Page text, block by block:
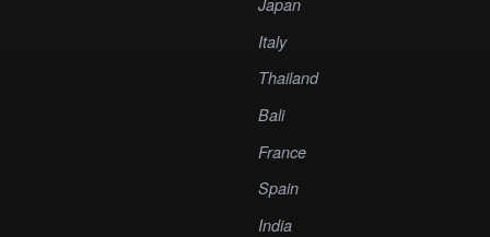
Japan
Italy
Thailand
Bali
France
Spain
India